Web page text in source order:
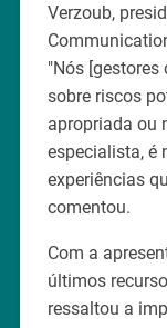
Verzoub,
"Nós
sobre riscos
apropriada ou
especialista, é
experiências
comentou.
Com a
últimos
ressaltou a